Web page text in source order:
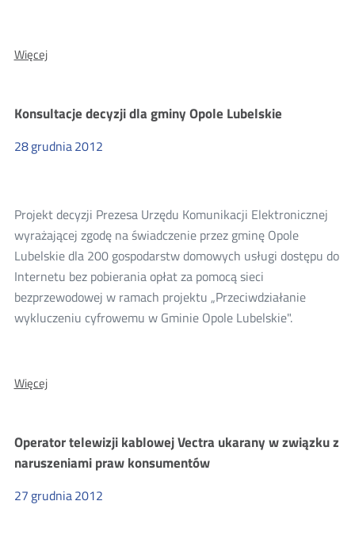
WięcejO:
konsultacji
dotyczących
parametru
radiodyfuzyjnych
Konsultacje decyzji dla gminy Opole Lubelskie
28grudnia2012
Projekt decyzji Prezesa Urzędu Komunikacji Elektronicznej
wyrażającej zgodę na świadczenie przez gminę Opole
Lubelskie dla 200 gospodarstw domowych usługi dostępu do
Internetu bez pobierania opłat za pomocą sieci
bezprzewodowej w ramach projektu „Przeciwdziałanie
wykluczeniu cyfrowemu w Gminie Opole Lubelskie".
WięcejO:
dla
gminy
Opole
Lubelskie
Operator telewizji kablowej Vectra ukarany w związku z
naruszeniami praw konsumentów
27 grudnia2012